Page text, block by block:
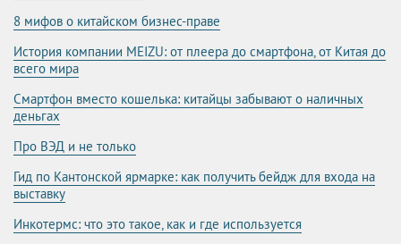
8 мифов о китайском бизнес-праве
История компании MEIZU: от плеера до смартфона, от Китая до
всего мира
Смартфон вместо кошелька: китайцы забывают о наличных
деньгах
Про ВЭД и не только
Гид по Кантонской ярмарке: как получить бейдж для входа на
выставку
Инкотермс: что это такое, как и где используется